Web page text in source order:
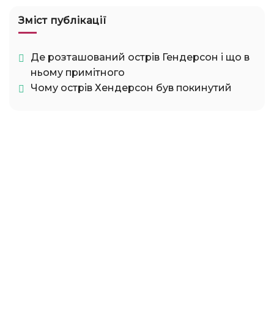
Зміст публікації
Де розташований острів Гендерсон і що в
ньому примітного
Чому острів Хендерсон був покинутий